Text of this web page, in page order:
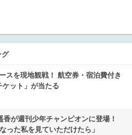
グ
スを現地観戦！ 航空券・宿泊費付き
ケット」が当たる
香が週刊少年チャンピオンに登場！
った私を見ていただけたら」